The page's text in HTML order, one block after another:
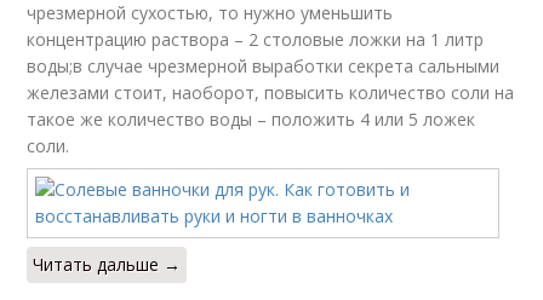
чрезмерной сухостью, то нужно уменьшить
концентрацию раствора – 2 столовые ложки на 1 литр
воды;в случае чрезмерной выработки секрета сальными
железами стоит, наоборот, повысить количество соли на
такое же количество воды – положить 4 или 5 ложек
соли.
Читать дальше →